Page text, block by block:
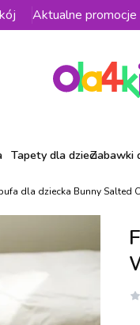
Aktualne promocje
Tapety dla dzieciZabawki
dla dziecka Bunny Salted